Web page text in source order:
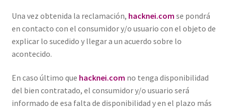
Una vez obtenida la reclamación, hacknei.com se pondrá
en contacto con el consumidor y/o usuario con el objeto de
explicar lo sucedido y llegar a un acuerdo sobre lo
acontecido.
En caso último que hacknei.com no tenga disponibilidad
del bien contratado, el consumidor y/o usuario será
informado de esa falta de disponibilidad y en el plazo más